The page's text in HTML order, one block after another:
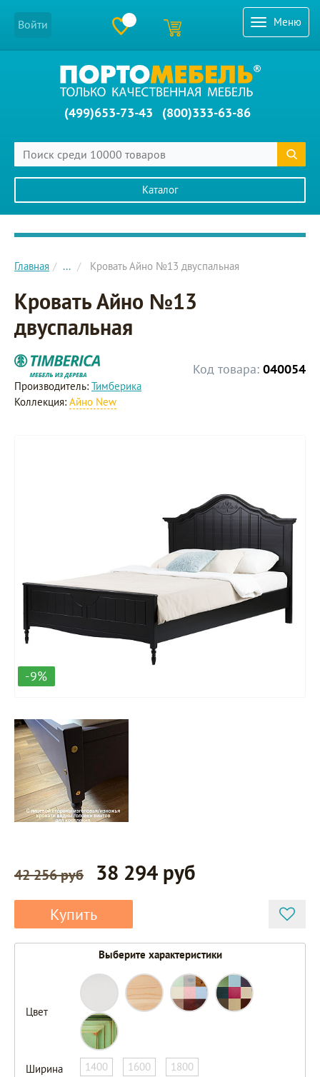
Меню
Войти
(499)653-73-43 (800)333-63-86
Каталог
Главное меню сайта
Главная ... Кровать Айно №13 двуспальная
Кровать Айно №13
двуспальная
Код товара: 040054
Производитель: Тимберика
Коллекция: Айно New
-9%
42 256 руб 38 294 руб
Купить
Выберите характеристики
Цвет
Ширина 1400 1600 1800